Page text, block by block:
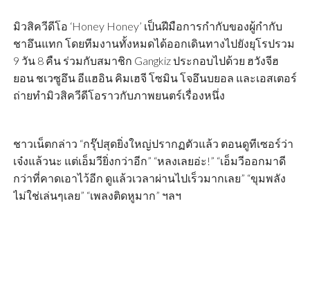
มิวสิควีดีโอ ‘Honey Honey’ เป็นฝีมือการกำกับของผู้กำกับ
ชาอึนแทก โดยทีมงานทั้งหมดได้ออกเดินทางไปยังยุโรปรวม
9 วัน 8 คืน ร่วมกับสมาชิก Gangkiz ประกอบไปด้วย ฮวังจีฮ
ยอน ชเวซูอึน อีแฮอิน คิมเฮจี โซมิน โจอึนบยอล และเอสเตอร์
ถ่ายทำมิวสิควีดีโอราวกับภาพยนตร์เรื่องหนึ่ง
ชาวเน็ตกล่าว “กรุ๊ปสุดยิ่งใหญ่ปรากฏตัวแล้ว ตอนดูทีเซอร์ว่า
เจ๋งแล้วนะ แต่เอ็มวียิ่งกว่าอีก” “หลงเลยอ่ะ!” “เอ็มวีออกมาดี
กว่าที่คาดเอาไว้อีก ดูแล้วเวลาผ่านไปเร็วมากเลย” “ขุมพลัง
ไม่ใช่เล่นๆเลย” “เพลงติดหูมาก” ฯลฯ